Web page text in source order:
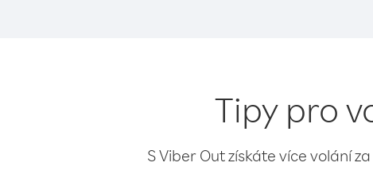
Tipy pro
S Viber Out získáte více volání